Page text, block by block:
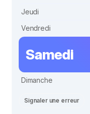
Jeudi
Vendredi
Samedi
Dimanche
Signaler une erreur